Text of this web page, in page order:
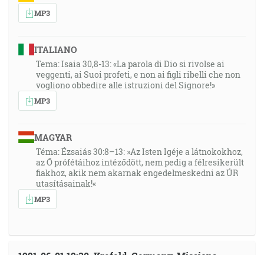
MP3
ITALIANO
Tema: Isaia 30,8-13: «La parola di Dio si rivolse ai
veggenti, ai Suoi profeti, e non ai figli ribelli che non
vogliono obbedire alle istruzioni del Signore!»
MP3
MAGYAR
Téma: Ézsaiás 30:8–13: »Az Isten Igéje a látnokokhoz,
az Ő prófétáihoz intéződött, nem pedig a félresikerült
fiakhoz, akik nem akarnak engedelmeskedni az ÚR
utasításainak!«
MP3